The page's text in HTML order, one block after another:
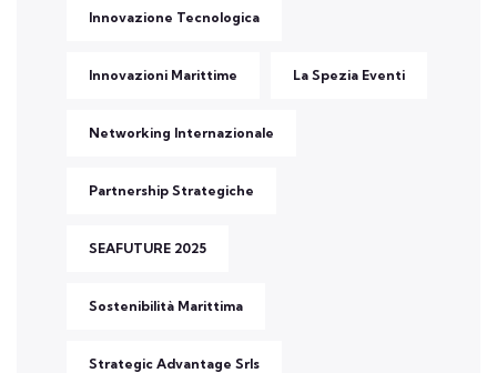
Innovazione Tecnologica
Innovazioni Marittime La Spezia Eventi
Networking Internazionale
Partnership Strategiche
SEAFUTURE 2025
Sostenibilità Marittima
Strategic Advantage Srls